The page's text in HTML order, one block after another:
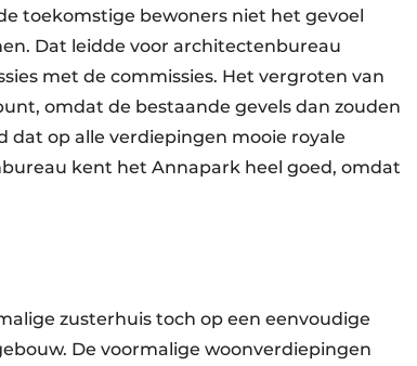
toekomstige bewoners niet het gevoel
Dat leidde voor architectenbureau
met de commissies. Het vergroten van
omdat de bestaande gevels dan zouden
dat op alle verdiepingen mooie royale
kent het Annapark heel goed, omdat
zusterhuis toch op een eenvoudige
De voormalige woonverdiepingen